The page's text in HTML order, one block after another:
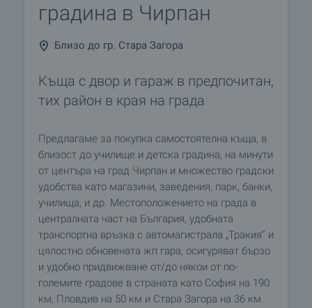
градина в Чирпан
Близо до гр. Стара Загора
Къща с двор и гараж в предпочитан,
тих район в края на града
Предлагаме за покупка самостоятелна къща, в
близост до училище и детска градина, на минути
от центъра на град Чирпан и множество градски
удобства като магазини, заведения, парк, банки,
училища, и др. Местоположението на града в
централната част на България, удобната
транспортна връзка с автомагистрала „Тракия” и
цялостно обновената жп гара, осигуряват бързо
и удобно придвижване от/до някои от по-
големите градове в страната като София на 190
км, Пловдив на 50 км и Стара Загора на 36 км.